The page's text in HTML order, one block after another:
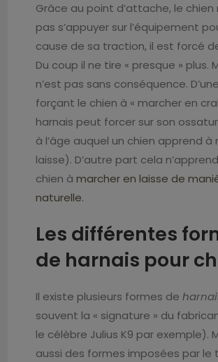
Grâce au point d’attache, le
pas s’appuyer sur l’équipement
cause de sa traction, il est forcé
Du coup il ne tire « presque » plus.
n’est pas sans conséquence.
forçant le chien à « marcher en
harnais peut forcer sur son
à l’âge auquel un chien apprend à
laisse). D’autre part cela
chien àmarcher en laisse de
naturelle.
Les différentes
de harnais pour
Il existe plusieurs formes de
souvent la « signature » du
le célèbre Julius K9 par exemple).
aussi des formes imposées par le